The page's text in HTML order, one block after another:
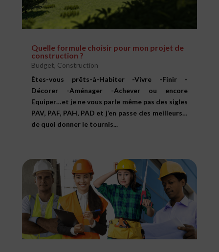
Quelle formule choisir pour mon projet de
construction ?
Budget, Construction
Êtes-vous prêts-à-Habiter -Vivre -Finir -
Décorer -Aménager -Achever ou encore
Equiper…et je ne vous parle même pas des sigles
PAV, PAF, PAH, PAD et j’en passe des meilleurs…
de quoi donner le tournis...